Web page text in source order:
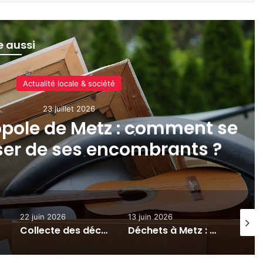
aussi
Actualité locale & société
23 juillet 2026
de Metz : comment se
de ses encombrants ?
22 juin 2026
Collecte des déchets, ouverture des parcs, Plan Canicule : Metz s’organise face aux fortes chaleurs
13 juin 2026
Déchets à Metz : 3 nouveaux locaux à poubelles devraient ouvrir prochainement